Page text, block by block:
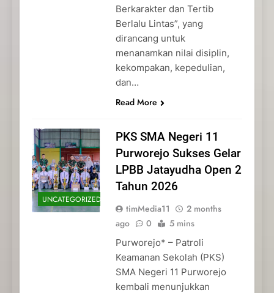
Berkarakter dan Tertib
Berlalu Lintas”, yang
dirancang untuk
menanamkan nilai disiplin,
kekompakan, kepedulian,
dan…
Read More
UNCATEGORIZED
PKS SMA Negeri 11
Purworejo Sukses Gelar
LPBB Jatayudha Open 2
Tahun 2026
timMedia11
2 months
ago
0 5 mins
Purworejo* – Patroli
Keamanan Sekolah (PKS)
SMA Negeri 11 Purworejo
kembali menunjukkan